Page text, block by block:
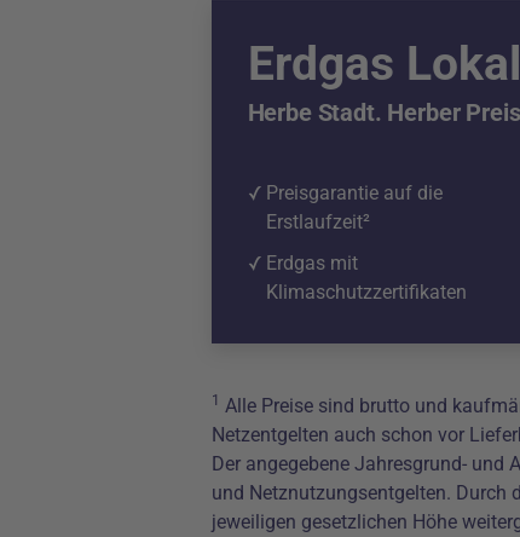
Erdgas Lokal
Herbe Stadt. Herber Preis
Preisgarantie auf die
Erstlaufzeit²
Erdgas mit
Klimaschutzzertifikaten
1 Alle Preise sind brutto und
Netzentgelten auch schon vor
Der angegebene Jahresgrund- und
und Netznutzungsentgelten. Durch
jeweiligen gesetzlichen Höhe